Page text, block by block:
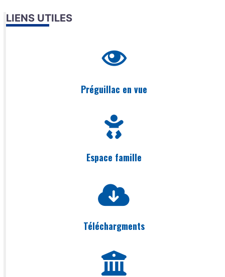
LIENS UTILES
Préguillac en vue
Espace famille
Téléchargments